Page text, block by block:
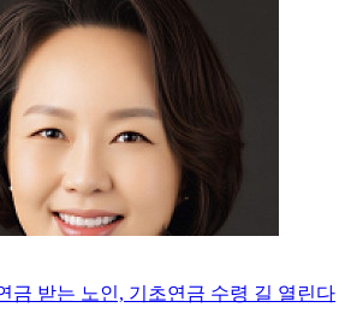
금 받는 노인, 기초연금 수령 길 열린다